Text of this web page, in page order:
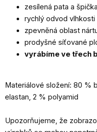
zesílená pata a
rychlý odvod
zpevněná oblast
prodyšné síťované
vyrábíme ve třech
Materiálové složení: 80 %
elastan, 2 % polyamid
Upozorňujeme, že